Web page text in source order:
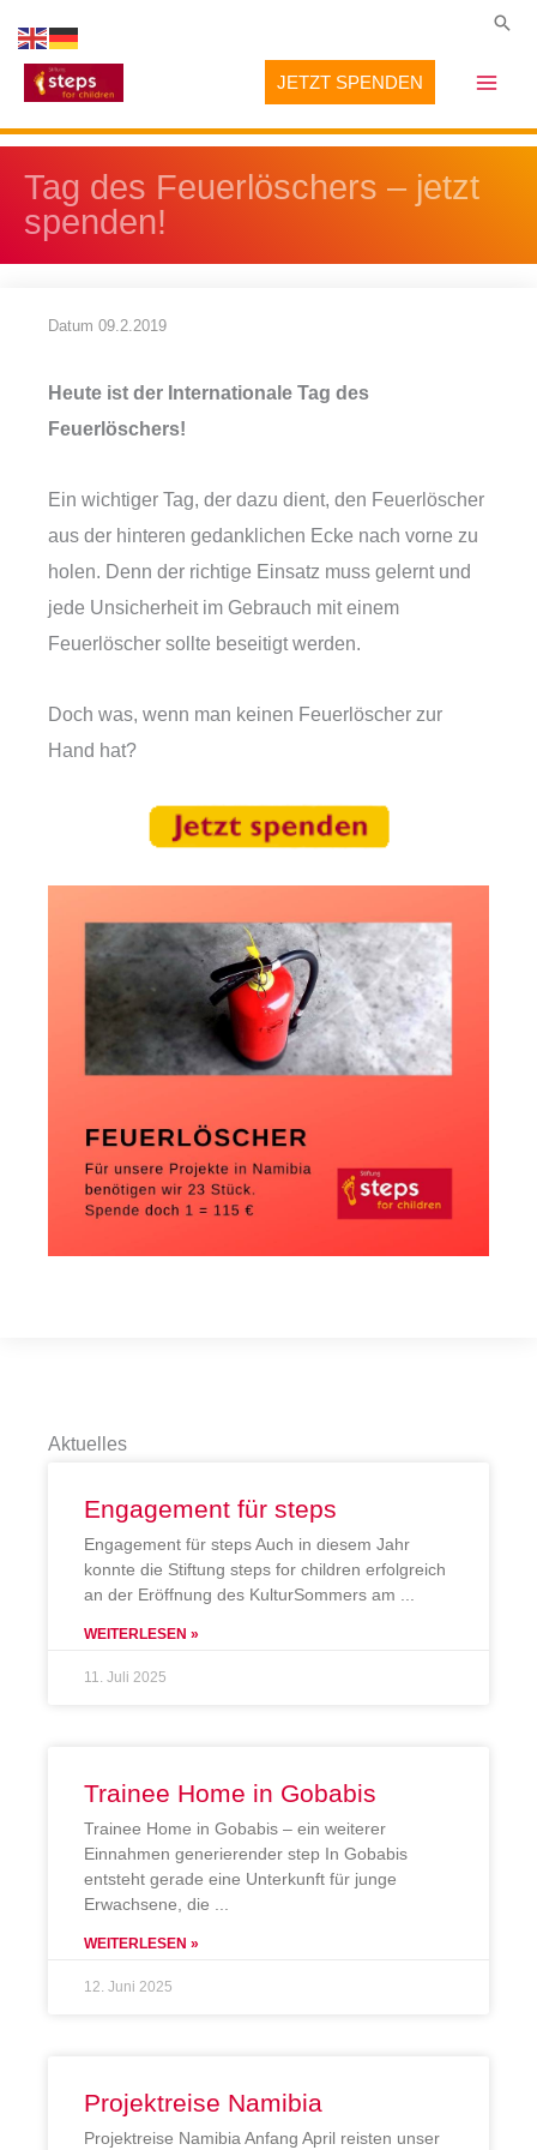
Inhalt
springen
JETZT SPENDEN
Tag des Feuerlöschers – jetzt
spenden!
Datum 09.2.2019
Heute ist der Internationale Tag des
Feuerlöschers!
Ein wichtiger Tag, der dazu dient, den Feuerlöscher
aus der hinteren gedanklichen Ecke nach vorne zu
holen. Denn der richtige Einsatz muss gelernt und
jede Unsicherheit im Gebrauch mit einem
Feuerlöscher sollte beseitigt werden.
Doch was, wenn man keinen Feuerlöscher zur
Hand hat?
Aktuelles
Engagement für steps
Engagement für steps Auch in diesem Jahr
konnte die Stiftung steps for children erfolgreich
an der Eröffnung des KulturSommers am
WEITERLESEN »
11. Juli 2025
Trainee Home in Gobabis
Trainee Home in Gobabis – ein weiterer
Einnahmen generierender step In Gobabis
entsteht gerade eine Unterkunft für junge
Erwachsene, die
WEITERLESEN »
12. Juni 2025
Projektreise Namibia
Projektreise Namibia Anfang April reisten unser